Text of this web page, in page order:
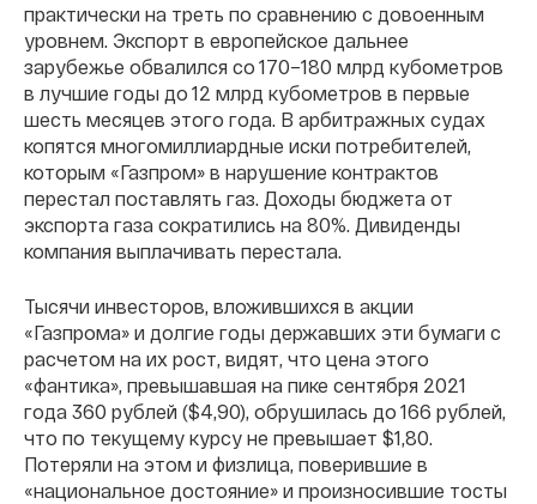
практически на треть по сравнению с довоенным
уровнем. Экспорт в европейское дальнее
зарубежье обвалился со 170–180 млрд кубометров
в лучшие годы до 12 млрд кубометров в первые
шесть месяцев этого года. В арбитражных судах
копятся многомиллиардные иски потребителей,
которым «Газпром» в нарушение контрактов
перестал поставлять газ. Доходы бюджета от
экспорта газа сократились на 80%. Дивиденды
компания выплачивать перестала.
Тысячи инвесторов, вложившихся в акции
«Газпрома» и долгие годы державших эти бумаги с
расчетом на их рост, видят, что цена этого
«фантика», превышавшая на пике сентября 2021
года 360 рублей ($4,90), обрушилась до 166 рублей,
что по текущему курсу не превышает $1,80.
Потеряли на этом и физлица, поверившие в
«национальное достояние» и произносившие тосты